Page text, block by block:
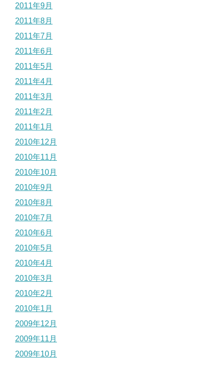
2011年9月
2011年8月
2011年7月
2011年6月
2011年5月
2011年4月
2011年3月
2011年2月
2011年1月
2010年12月
2010年11月
2010年10月
2010年9月
2010年8月
2010年7月
2010年6月
2010年5月
2010年4月
2010年3月
2010年2月
2010年1月
2009年12月
2009年11月
2009年10月